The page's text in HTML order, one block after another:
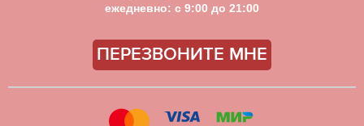
ежедневно: с 9:00 до 21:00
ПЕРЕЗВОНИТЕ МНЕ